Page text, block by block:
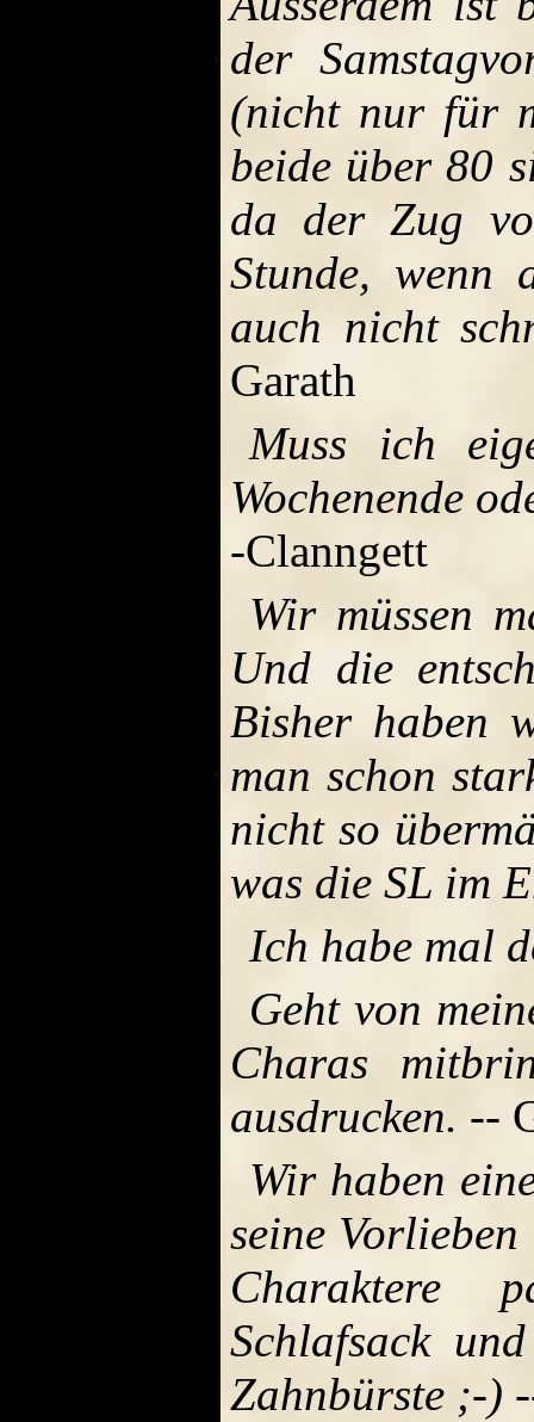
der
(nicht nur für
beide über 80
da der Zug
Stunde, wenn
auch nicht
Garath
Muss ich
Wochenende
-Clanngett
Wir müssen
Und die
Bisher haben
man schon
nicht so
was die SL im
Ich habe mal
Geht von
Charas
ausdrucken. --
Wir haben
seine
Charaktere
Schlafsack
Zahnbürste ;-)